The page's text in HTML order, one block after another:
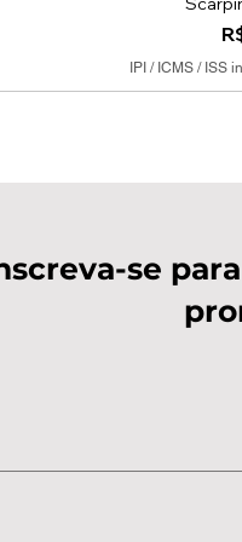
IPI / ICMS / ISS
se